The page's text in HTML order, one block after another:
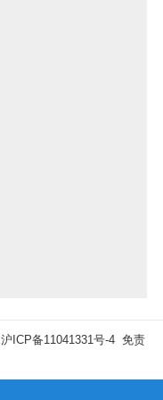
沪ICP备11041331号-4 免责